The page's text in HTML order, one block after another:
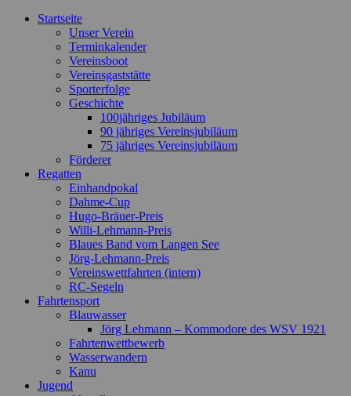
Startseite
Unser Verein
Terminkalender
Vereinsboot
Vereinsgaststätte
Sporterfolge
Geschichte
100jähriges Jubiläum
90 jähriges Vereinsjubiläum
75 jähriges Vereinsjubiläum
Förderer
Regatten
Einhandpokal
Dahme-Cup
Hugo-Bräuer-Preis
Willi-Lehmann-Preis
Blaues Band vom Langen See
Jörg-Lehmann-Preis
Vereinswettfahrten (intern)
RC-Segeln
Fahrtensport
Blauwasser
Jörg Lehmann – Kommodore des WSV 1921
Fahrtenwettbewerb
Wasserwandern
Kanu
Jugend